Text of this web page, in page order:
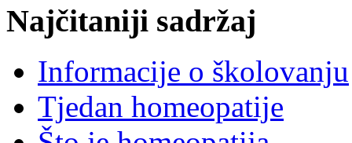
Najčitaniji sadržaj
Informacije o školovanju
Tjedan homeopatije